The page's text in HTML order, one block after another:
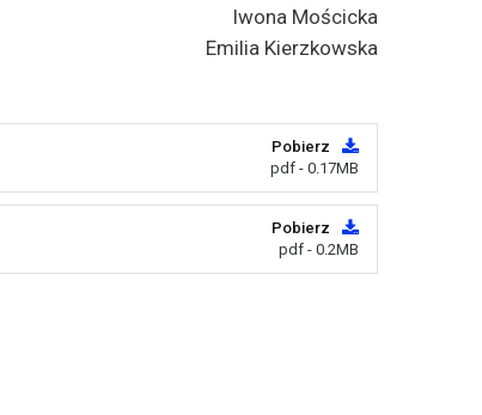
Iwona Mościcka
Emilia Kierzkowska
Pobierz
pdf - 0.17MB
Pobierz
pdf - 0.2MB